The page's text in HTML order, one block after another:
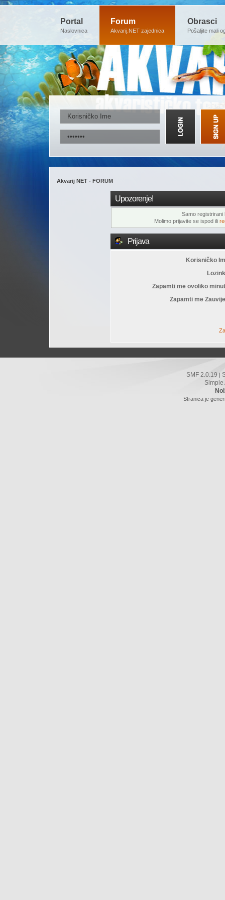
Portal
Naslovnica
Forum
Akvarij.NET zajednica
Obrasci
Pošaljite mali
Akvarij NET - FORUM
Upozorenje!
Samo registrirani
Molimo prijavite se ispod ili
Prijava
Korisničko
Zapamti me ovoliko
Zapamti me
SMF 2.0.19
Simple
Stranica je